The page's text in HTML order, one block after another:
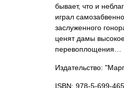
бывает, что и
играл
заслуженного
ценят дамы
перевоплощения…
Издательство:
ISBN: 978-5-699-